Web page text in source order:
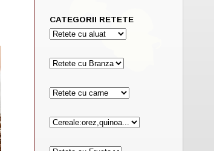
CATEGORII RETETE